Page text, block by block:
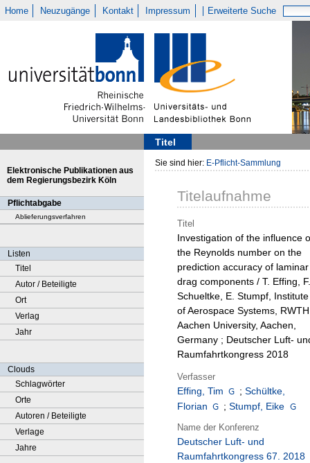
Home Neuzugänge Kontakt Impressum Erweiterte Suche
Titel
Elektronische Publikationen aus
dem Regierungsbezirk Köln
Pflichtabgabe
Ablieferungsverfahren
Listen
Titel
Autor / Beteiligte
Ort
Verlag
Jahr
Clouds
Schlagwörter
Orte
Autoren / Beteiligte
Verlage
Jahre
Sie sind hier: E-Pflicht-Sammlung
Titelaufnahme
Titel
Investigation of the influence
the Reynolds number on the
prediction accuracy of laminar
drag components / T. Effing, F.
Schueltke, E. Stumpf, Institute
of Aerospace Systems, RWTH
Aachen University, Aachen,
Germany ; Deutscher Luft-
Raumfahrtkongress 2018
Verfasser
Effing, Tim ; Schültke,
Florian
; Stumpf, Eike
Name der Konferenz
Deutscher Luft- und
Raumfahrtkongress 67. 2018